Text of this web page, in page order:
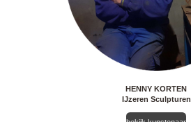
HENNY KORTEN
IJzeren Sculpturen